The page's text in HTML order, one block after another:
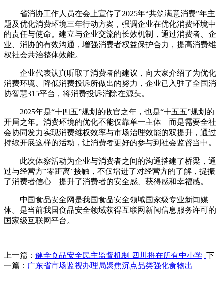
省消协工作人员在会上宣传了2025年“共筑满意消费”年主
题及优化消费环境三年行动方案，强调企业在优化消费环境中
的责任与使命。建立与企业交流的长效机制，通过消费者、企
业、消协的有效沟通，增强消费者权益保护合力，提高消费维
权社会共治整体效能。
企业代表认真听取了消费者的建议，向大家介绍了为优化
消费环境、降低消费投诉所做出的努力，企业已入驻了全国消
协智慧315平台，将消费投诉消除在源头。
2025年是“十四五”规划的收官之年，也是“十五五”规划的
开局之年。消费环境的优化不能仅靠单一主体，而是需要全社
会协同发力实现消费维权效率与市场治理效能的双提升，通过
持续开展这样的活动，让消费者更好的参与到社会监督当中。
此次体察活动为企业与消费者之间的沟通搭建了桥梁，通
过与经营方“零距离”接触，不仅增进了对经营方的了解，提振
了消费者信心，提升了消费者的安全感、获得感和幸福感。
中国食品安全网是我国食品安全领域国家级专业新闻媒
体。是当前我国食品安全领域获得互联网新闻信息服务许可的
国家级互联网平台。
上一篇： 健全食品安全民主监督机制 四川将在所有中小学 下
一篇： 广东省市场监视办理局聚焦沉点品类强化食物出